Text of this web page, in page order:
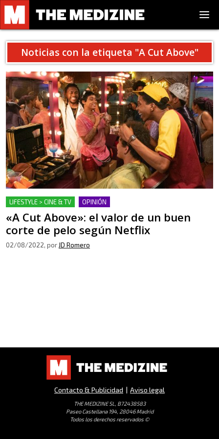
Noticias con la etiqueta "A Cut Above"
LIFESTYLE > CINE & TV OPINIÓN
«A Cut Above»: el valor de un buen
corte de pelo según Netflix
02/08/2022, por JD Romero
Contacto & Publicidad | Aviso legal
THE MEDIZINE SL, B72438583
Paseo Castellana 194, 28046 Madrid
Todos los derechos reservados ©